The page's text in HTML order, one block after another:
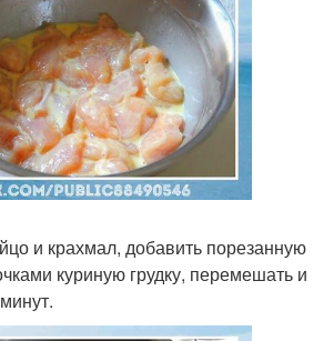
и крахмал, добавить порезанную
куриную грудку, перемешать и